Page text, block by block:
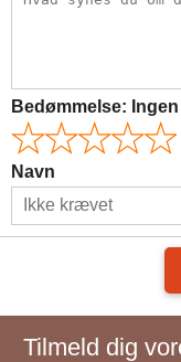
Bedømmelse: Ingen
Navn
Tilmeld dig